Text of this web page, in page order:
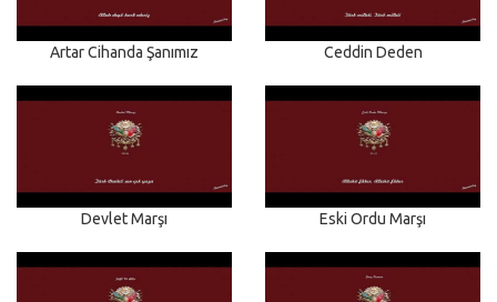
Artar Cihanda Şanımız Ceddin Deden
Devlet Marşı Eski Ordu Marşı